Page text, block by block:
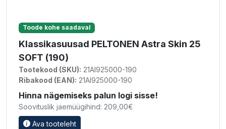
Toode kohe saadaval
Klassikasuusad PELTONEN Astra Skin 25
SOFT (190)
Tootekood (SKU): 21AI925000-190
Ribakood (EAN): 21AI925000-190
Hinna nägemiseks palun logi sisse!
Soovituslik jaemüügihind: 209,00€
Ava tooteleht